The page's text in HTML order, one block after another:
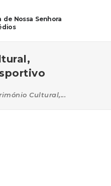
de Nossa Senhora
Cultural,...